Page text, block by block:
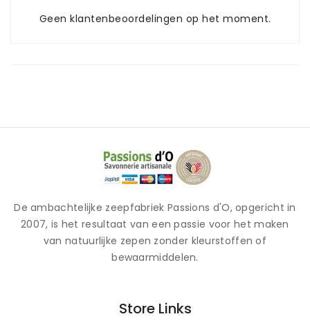
Geen klantenbeoordelingen op het moment.
De ambachtelijke zeepfabriek Passions d'O, opgericht in
2007, is het resultaat van een passie voor het maken
van natuurlijke zepen zonder kleurstoffen of
bewaarmiddelen.
Store Links